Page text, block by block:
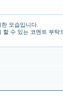
모습입니다.
할 수 있는 코멘트 부탁